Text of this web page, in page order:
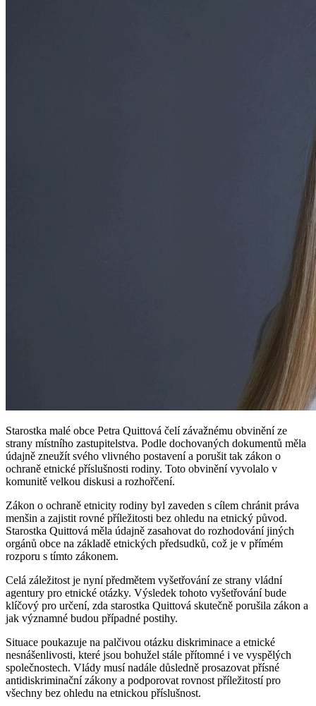
Starostka malé obce Petra Quittová čelí závažnému obvinění ze
strany místního zastupitelstva. Podle dochovaných dokumentů měla
údajně zneužít svého vlivného postavení a porušit tak zákon o
ochraně etnické příslušnosti rodiny. Toto obvinění vyvolalo v
komunitě velkou diskusi a rozhořčení.
Zákon o ochraně etnicity rodiny byl zaveden s cílem chránit práva
menšin a zajistit rovné příležitosti bez ohledu na etnický původ.
Starostka Quittová měla údajně zasahovat do rozhodování jiných
orgánů obce na základě etnických předsudků, což je v přímém
rozporu s tímto zákonem.
Celá záležitost je nyní předmětem vyšetřování ze strany vládní
agentury pro etnické otázky. Výsledek tohoto vyšetřování bude
klíčový pro určení, zda starostka Quittová skutečně porušila zákon a
jak významné budou případné postihy.
Situace poukazuje na palčivou otázku diskriminace a etnické
nesnášenlivosti, které jsou bohužel stále přítomné i ve vyspělých
společnostech. Vlády musí nadále důsledně prosazovat přísné
antidiskriminační zákony a podporovat rovnost příležitostí pro
všechny bez ohledu na etnickou příslušnost.